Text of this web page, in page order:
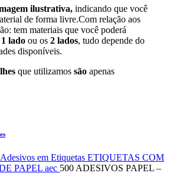
ilustrativa, indicando que você
de forma livre.Com relação aos
tem materiais que você poderá
1 lado ou os 2 lados, tudo depende do
disponíveis.
que utilizamos são apenas
Adesivos em Etiquetas ETIQUETAS COM
PAPEL aec 500 ADESIVOS PAPEL –